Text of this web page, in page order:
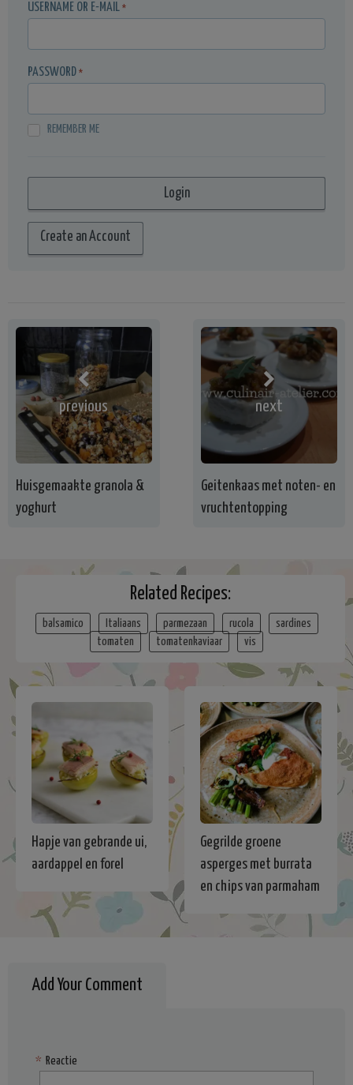
USERNAME OR E-MAIL *
PASSWORD *
REMEMBER ME
Create an Account
previous
Huisgemaakte granola &
yoghurt
next
Geitenkaas met noten- en
vruchtentopping
Related Recipes:
balsamico Italiaans parmezaan rucola
sardines
tomaten
tomatenkaviaar vis
Hapje van gebrande ui,
aardappel en forel
Gegrilde groene
asperges met burrata
en chips van parmaham
Add Your Comment
Reactie
*